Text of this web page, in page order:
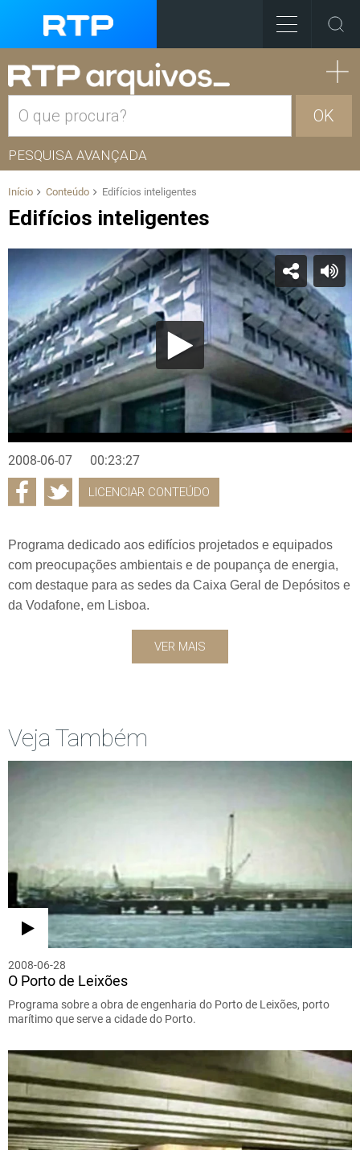
OK
PESQUISA AVANÇADA
Início Conteúdo Edifícios inteligentes
Edifícios inteligentes
2008-06-07 00:23:27
LICENCIAR CONTEÚDO
Programa dedicado aos edifícios projetados e equipados
com preocupações ambientais e de poupança de energia,
com destaque para as sedes da Caixa Geral de Depósitos e
da Vodafone, em Lisboa.
VER MAIS
Veja Também
2008-06-28
O Porto de Leixões
Programa sobre a obra de engenharia do Porto de Leixões, porto
marítimo que serve a cidade do Porto.